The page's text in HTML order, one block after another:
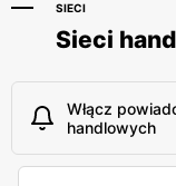
SIECI
Sieci
Włącz
handlowych